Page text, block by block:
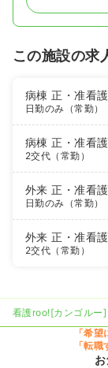
この施設の求
病棟正・准看
日勤のみ（常勤）
病棟正・准看
2交代（常勤）
外来正・准看
日勤のみ（常勤）
外来正・准看
2交代（常勤）
看護roo![カンゴルー]
「希
「転